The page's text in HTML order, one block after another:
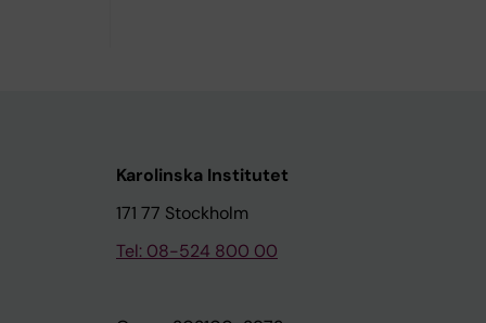
Karolinska Institutet
171 77 Stockholm
Tel: 08-524 800 00